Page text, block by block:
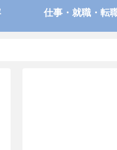
仕事・就職・転